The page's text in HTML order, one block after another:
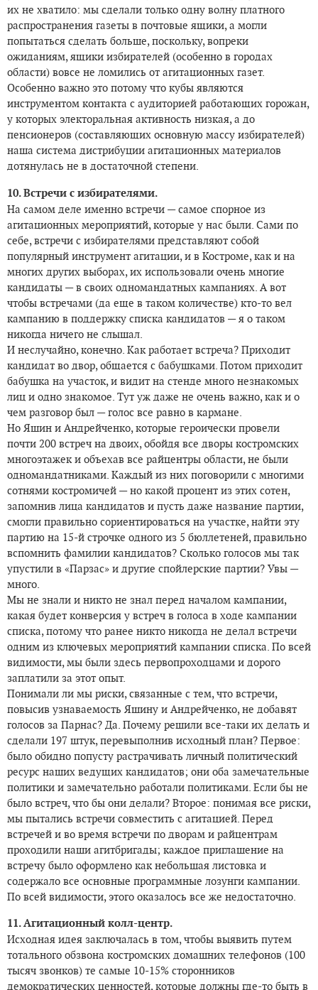
их не хватило: мы сделали только одну волну платного
распространения газеты в почтовые ящики, а могли
попытаться сделать больше, поскольку, вопреки
ожиданиям, ящики избирателей (особенно в городах
области) вовсе не ломились от агитационных газет.
Особенно важно это потому что кубы являются
инструментом контакта с аудиторией работающих горожан,
у которых электоральная активность низкая, а до
пенсионеров (составляющих основную массу избирателей)
наша система дистрибуции агитационных материалов
дотянулась не в достаточной степени.
10. Встречи с избирателями.
На самом деле именно встречи — самое спорное из
агитационных мероприятий, которые у нас были. Сами по
себе, встречи с избирателями представляют собой
популярный инструмент агитации, и в Костроме, как и на
многих других выборах, их использовали очень многие
кандидаты — в своих одномандатных кампаниях. А вот
чтобы встречами (да еще в таком количестве) кто-то вел
кампанию в поддержку списка кандидатов — я о таком
никогда ничего не слышал.
И неслучайно, конечно. Как работает встреча? Приходит
кандидат во двор, общается с бабушками. Потом приходит
бабушка на участок, и видит на стенде много незнакомых
лиц и одно знакомое. Тут уж даже не очень важно, как и о
чем разговор был — голос все равно в кармане.
Но Яшин и Андрейченко, которые героически провели
почти 200 встреч на двоих, обойдя все дворы костромских
многоэтажек и объехав все райцентры области, не были
одномандатниками. Каждый из них поговорили с многими
сотнями костромичей — но какой процент из этих сотен,
запомнив лица кандидатов и пусть даже название партии,
смогли правильно сориентироваться на участке, найти эту
партию на 15-й строчке одного из 5 бюллетеней, правильно
вспомнить фамилии кандидатов? Сколько голосов мы так
упустили в «Парзас» и другие спойлерские партии? Увы —
много.
Мы не знали и никто не знал перед началом кампании,
какая будет конверсия у встреч в голоса в ходе кампании
списка, потому что ранее никто никогда не делал встречи
одним из ключевых мероприятий кампании списка. По всей
видимости, мы были здесь первопроходцами и дорого
заплатили за этот опыт.
Понимали ли мы риски, связанные с тем, что встречи,
повысив узнаваемость Яшину и Андрейченко, не добавят
голосов за Парнас? Да. Почему решили все-таки их делать и
сделали 197 штук, перевыполнив исходный план? Первое:
было обидно попусту растрачивать личный политический
ресурс наших ведущих кандидатов; они оба замечательные
политики и замечательно работали политиками. Если бы не
было встреч, что бы они делали? Второе: понимая все риски,
мы пытались встречи совместить с агитацией. Перед
встречей и во время встречи по дворам и райцентрам
проходили наши агитбригады; каждое приглашение на
встречу было оформлено как небольшая листовка и
содержало все основные программные лозунги кампании.
По всей видимости, этого оказалось все же недостаточно.
11. Агитационный колл-центр.
Исходная идея заключалась в том, чтобы выявить путем
тотального обзвона костромских домашних телефонов (100
тысяч звонков) те самые 10-15% сторонников
демократических ценностей, которые должны где-то быть в